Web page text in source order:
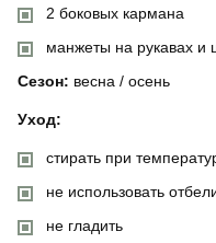
2 боковых кармана
манжеты на рукавах и
Сезон: весна / осень
Уход:
стирать при
не использовать
не гладить